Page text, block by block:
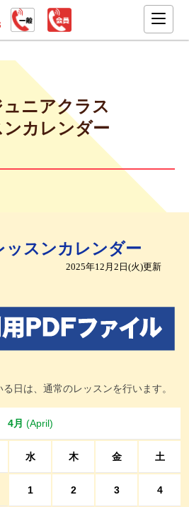
ニアクラス
ンカレンダー
ッスンカレンダー
2025年12月2日(火)更新
日は、通常のレッスンを行います。
4月 (April)
水 木 金 土
1 2 3 4